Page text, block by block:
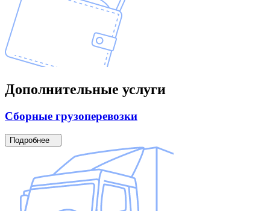
Дополнительные услуги
Сборные грузоперевозки
Подробнее